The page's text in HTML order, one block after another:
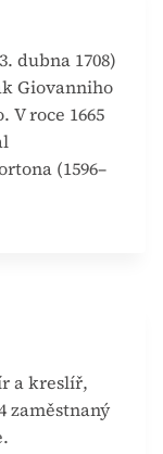
dubna 1708)
Giovanniho
V roce 1665
(1596–
a kreslíř,
zaměstnaný